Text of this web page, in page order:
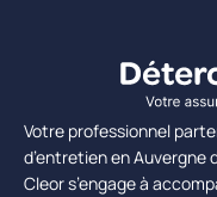
Votre professionnel
d’entretien en Auvergne
Cleor s’engage à